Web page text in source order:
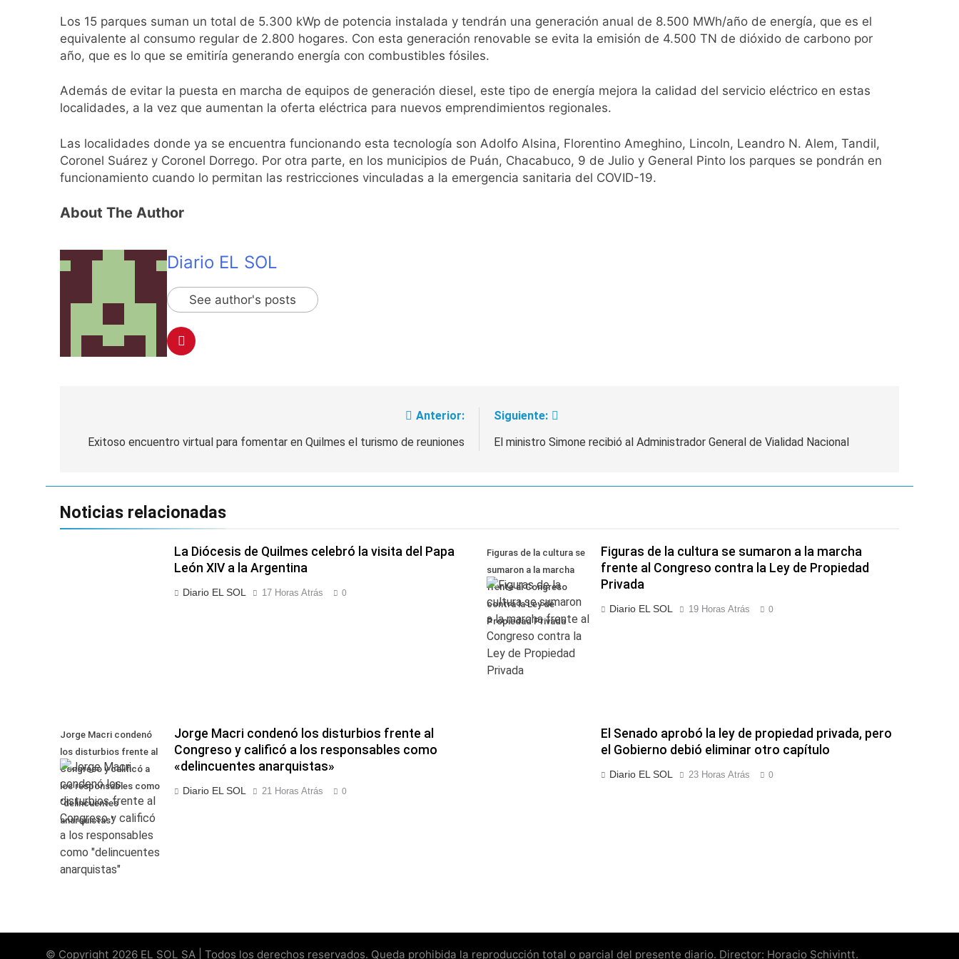
El temporal se despide del AMBA: cuándo dejará de llover y llega una ola de frío con mínimas cercanas a 1°C
1 Día Atrás
Kicillof marchó contra la Ley de Propiedad Privada de Milei
Renunció el subsecretario de Seguridad de Quilmes, Hernán Ocampo, tras la difusión de chats privados
2 Días Atrás
2 Días Atrás
La Libertad Avanza consiguió la mayoría y rechazó el pedido del peronismo de girar el proyecto a comisión
2 Días Atrás
2 Días Atrás
2 Días Atrás
Los 15 parques suman un total de 5.300 kWp de potencia instalada y tendrán una generación anual de 8.500 MWh/año de energía, que es el
equivalente al consumo regular de 2.800 hogares. Con esta generación renovable se evita la emisión de 4.500 TN de dióxido de carbono por
año, que es lo que se emitiría generando energía con combustibles fósiles.
Además de evitar la puesta en marcha de equipos de generación diesel, este tipo de energía mejora la calidad del servicio eléctrico en estas
localidades, a la vez que aumentan la oferta eléctrica para nuevos emprendimientos regionales.
Las localidades donde ya se encuentra funcionando esta tecnología son Adolfo Alsina, Florentino Ameghino, Lincoln, Leandro N. Alem, Tandil,
Coronel Suárez y Coronel Dorrego. Por otra parte, en los municipios de Puán, Chacabuco, 9 de Julio y General Pinto los parques se pondrán en
funcionamiento cuando lo permitan las restricciones vinculadas a la emergencia sanitaria del COVID-19.
About The Author
Diario EL SOL
See author's posts
de
Anterior:
Exitoso encuentro virtual para fomentar en Quilmes el turismo de reuniones
Siguiente:
El ministro Simone recibió al Administrador General de Vialidad Nacional
Noticias relacionadas
La Diócesis de Quilmes celebró la visita del Papa
León XIV a la Argentina
Diario EL SOL 17 Horas Atrás 0
Figuras de la cultura se
sumaron a la marcha
frente al Congreso
contra la Ley de
Propiedad Privada
Figuras de la cultura se sumaron a la marcha
frente al Congreso contra la Ley de Propiedad
Privada
Diario EL SOL 19 Horas Atrás 0
Jorge Macri condenó
los disturbios frente al
Congreso y calificó a
los responsables como
"delincuentes
anarquistas"
Jorge Macri condenó los disturbios frente al
Congreso y calificó a los responsables como
«delincuentes anarquistas»
Diario EL SOL 21 Horas Atrás 0
El Senado aprobó la ley de propiedad privada, pero
el Gobierno debió eliminar otro capítulo
Diario EL SOL 23 Horas Atrás 0
© Copyright 2026 EL SOL SA | Todos los derechos reservados. Queda prohibida la reproducción total o parcial del presente diario. Director: Horacio Schivintt.